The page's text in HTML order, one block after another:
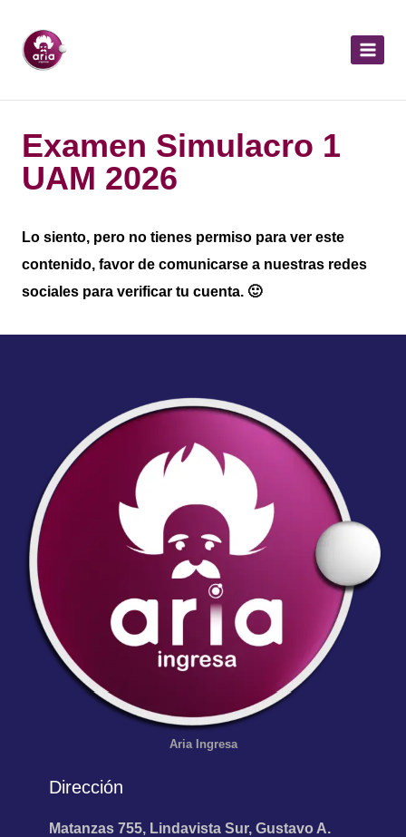
Examen Simulacro 1
UAM 2026
Lo siento, pero no tienes permiso para ver este
contenido, favor de comunicarse a nuestras redes
sociales para verificar tu cuenta. 🙂
Aria Ingresa
Dirección
Matanzas 755, Lindavista Sur, Gustavo A.